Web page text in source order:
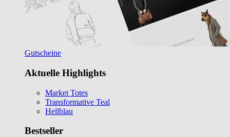
Gutscheine
Aktuelle Highlights
Market Totes
Transformative Teal
Hellblau
Bestseller